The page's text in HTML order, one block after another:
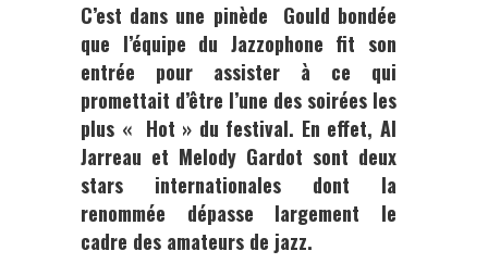
C’est dans une pinède Gould bondée
que l’équipe du Jazzophone fit son
entrée pour assister à ce qui
promettait d’être l’une des soirées les
plus « Hot » du festival. En effet, Al
Jarreau et Melody Gardot sont deux
stars internationales dont la
renommée dépasse largement le
cadre des amateurs de jazz.